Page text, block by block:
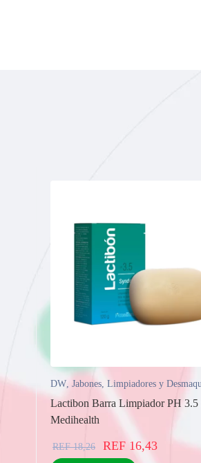
DW, Jabones, Limpiadores y
Lactibon Barra Limpiador PH 3.5
Medihealth
REF18,26 REF 16,43